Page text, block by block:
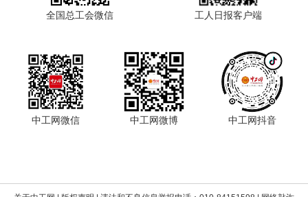
全国总工会微信 工人日报客户端
中工网微信 中工网微博 中工网抖音